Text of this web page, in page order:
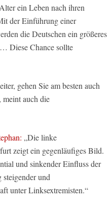
ein Leben nach ihren
der Einführung einer
die Deutschen ein größeres
Diese Chance sollte
gehen Sie am besten auch
meint auch die
„Die linke
zeigt ein gegenläufiges Bild.
und sinkender Einfluss der
und
unter Linksextremisten.“